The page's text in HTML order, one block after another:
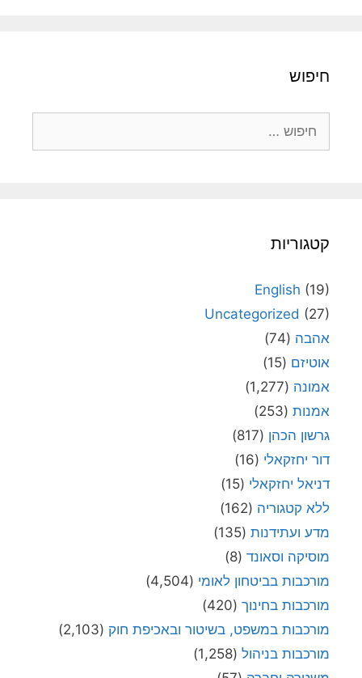
חיפוש
קטגוריות
English (19)
Uncategorized (27)
אהבה (74)
אוטיזם (15)
אמונה (1,277)
אמנות (253)
גרשון הכהן (817)
דור יחזקאלי (16)
דניאל יחזקאלי (15)
ללא קטגוריה (162)
מדע ועתידנות (135)
מוסיקה וסאונד (8)
מורכבות בביטחון לאומי (4,504)
מורכבות בחינוך (420)
מורכבות במשפט, בשיטור ובאכיפת חוק (2,103)
מורכבות בניהול (1,258)